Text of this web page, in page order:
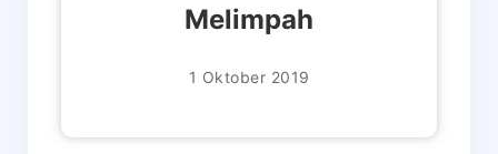
Melimpah
1 Oktober 2019